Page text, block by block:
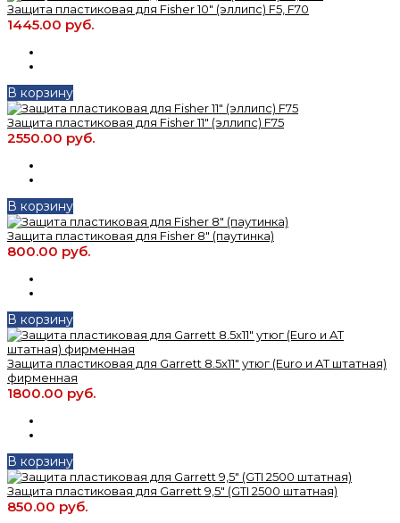
Защита пластиковая для Fisher 10" (эллипс) F5, F70
1445.00 руб.
В корзину
Защита пластиковая для Fisher 11" (эллипс) F75
2550.00 руб.
В корзину
Защита пластиковая для Fisher 8" (паутинка)
800.00 руб.
В корзину
Защита пластиковая для Garrett 8.5x11" утюг (Euro и AT штатная)
фирменная
1800.00 руб.
В корзину
Защита пластиковая для Garrett 9,5" (GTI 2500 штатная)
850.00 руб.